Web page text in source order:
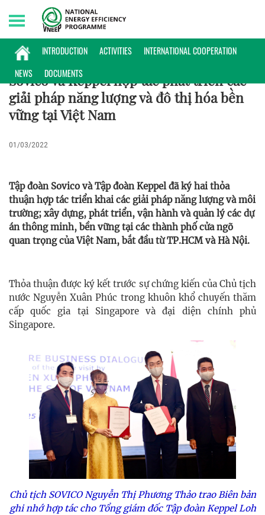
INTRODUCTION ACTIVITIES
INTERNATIONAL COOPERATION
NEWS
DOCUMENTS
Friday, 07/08/2026 | 21:39 GMT+7
HỢP TÁC QUỐC TẾ
Sovico và Keppel hợp tác phát triển các
giải pháp năng lượng và đô thị hóa bền
vững tại Việt Nam
01/03/2022
Tập đoàn Sovico và Tập đoàn Keppel đã ký hai thỏa
thuận hợp tác triển khai các giải pháp năng lượng và môi
trường; xây dựng, phát triển, vận hành và quản lý các dự
án thông minh, bền vững tại các thành phố cửa ngõ
quan trọng của Việt Nam, bắt đầu từ TP.HCM và Hà Nội.
Thỏa thuận được ký kết trước sự chứng kiến của Chủ tịch
nước Nguyễn Xuân Phúc trong khuôn khổ chuyến thăm
cấp quốc gia tại Singapore và đại diện chính phủ
Singapore.
Chủ tịch SOVICO Nguyễn Thị Phương Thảo trao Biên bản
ghi nhớ hợp tác cho Tổng giám đốc Tập đoàn Keppel Loh